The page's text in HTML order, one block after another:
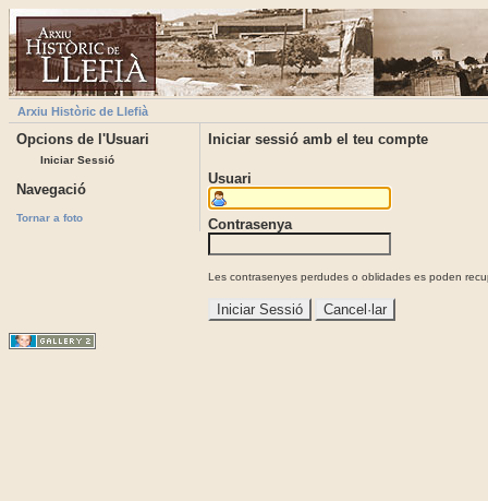
Arxiu Històric de Llefià
Opcions de l'Usuari
Iniciar Sessió
Navegació
Tornar a foto
Iniciar sessió amb el teu compte
Usuari
Contrasenya
Les contrasenyes perdudes o oblidades es poden